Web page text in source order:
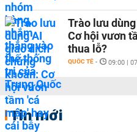
Trào lưu
Cơ hội vươn
thua lỗ?
QUỐC TẾ - 09:00 |
Tin mới